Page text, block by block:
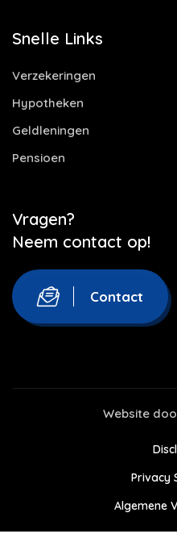
Snelle Links
Verzekeringen
Hypotheken
Geldleningen
Pensioen
Vragen?
Neem contact op!
Contact
Website
Privacy
Algemene